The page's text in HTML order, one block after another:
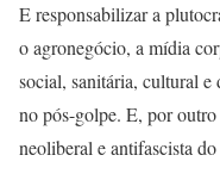
E responsabilizar a
o agronegócio, a mídia
social, sanitária, cultural e
no pós-golpe. E, por
neoliberal e antifascista